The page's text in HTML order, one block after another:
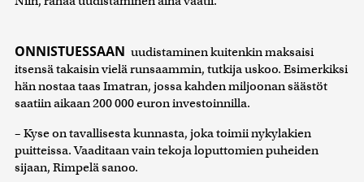
ONNISTUESSAAN uudistaminen kuitenkin maksaisi
itsensä takaisin vielä runsaammin, tutkija uskoo. Esimerkiksi
hän nostaa taas Imatran, jossa kahden miljoonan säästöt
saatiin aikaan 200 000 euron investoinnilla.
– Kyse on tavallisesta kunnasta, joka toimii nykylakien
puitteissa. Vaaditaan vain tekoja loputtomien puheiden
sijaan, Rimpelä sanoo.